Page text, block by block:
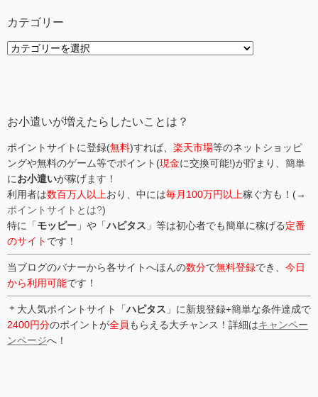
カテゴリー
カ
お小遣いが増えたらしたいことは？
ポイントサイトに登録(無料)すれば、 楽天市場等のネットショッピ
ングや無料のゲーム等でポイント(現金に交換可能!)が貯まり、簡単
にお小遣いが稼げます！
利用者は数百万人以上おり、中には毎月100万円以上稼ぐ方も！(→
ポイントサイトとは?)
特に「モッピー 」や「ハピタス 」等は初心者でも簡単に稼げる定番
のサイト です！
当ブログのバナーから各サイトへほんの数分で無料登録でき、 今日
から利用可能です！
＊大人気ポイントサイト「ハピタス 」に新規登録+簡単な条件達成で
2400円分のポイントが全員 もらえる大チャンス！詳細はキャンペー
ンページへ！